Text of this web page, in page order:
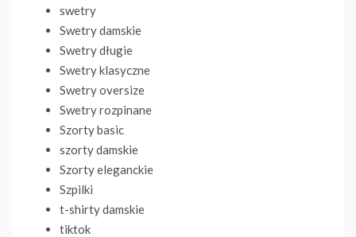
swetry
Swetry damskie
Swetry długie
Swetry klasyczne
Swetry oversize
Swetry rozpinane
Szorty basic
szorty damskie
Szorty eleganckie
Szpilki
t-shirty damskie
tiktok